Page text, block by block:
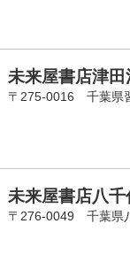
未来屋書店津田
〒275-0016 千葉県
未来屋書店八千
〒276-0049 千葉県